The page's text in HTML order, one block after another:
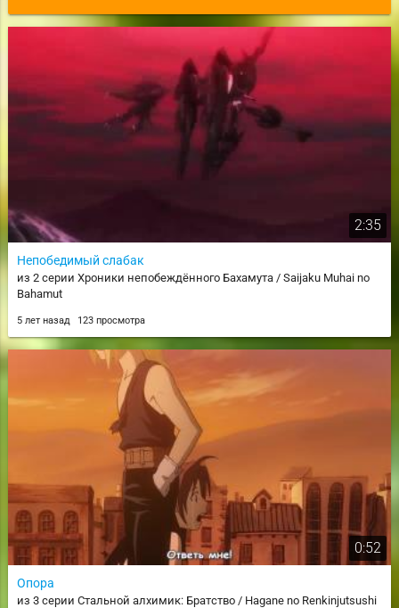
2:35
Непобедимый слабак
из 2 серии Хроники непобеждённого Бахамута / Saijaku Muhai no
Bahamut
5 лет назад 123 просмотра
0:52
Опора
из 3 серии Стальной алхимик: Братство / Hagane no Renkinjutsushi